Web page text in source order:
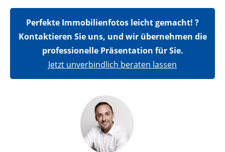
Perfekte Immobilienfotos leicht gemacht! ?
Kontaktieren Sie uns, und wir übernehmen die
professionelle Präsentation für Sie.
Jetzt unverbindlich beraten lassen